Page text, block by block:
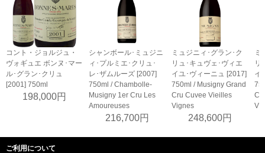
コント・ジョルジュ・
ヴォギュエ ボンヌ･マー
ル･グラン･クリュ
[2001] 750ml
198,000円
シャンボール･ミュジニ
ィ･プルミエ･クリュ･
レ･ザムルーズ [2007]
750ml / Chambolle-
Musigny 1er Cru Les
Amoureuses
216,700円
ミュジニィ･グラン･ク
リュ･キュヴェ･ヴィエ
イユ･ヴィーニュ [2017]
750ml / Musigny Grand
Cru Cuvee Vieilles
Vignes
248,600円
ミ
リ
イ
ご利用について